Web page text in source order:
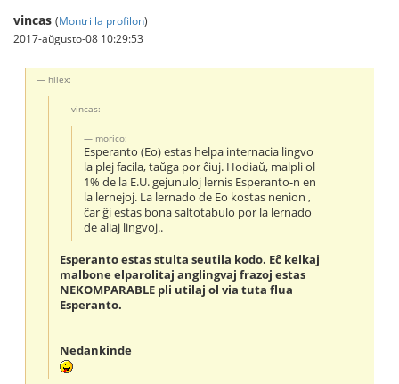
vincas (Montri la profilon)
2017-aŭgusto-08 10:29:53
hilex:
vincas:
morico:
Esperanto (Eo) estas helpa internacia lingvo
la plej facila, taŭga por ĉiuj. Hodiaŭ, malpli ol
1% de la E.U. gejunuloj lernis Esperanto-n en
la lernejoj. La lernado de Eo kostas nenion ,
ĉar ĝi estas bona saltotabulo por la lernado
de aliaj lingvoj..
Esperanto estas stulta seutila kodo. Eĉ kelkaj
malbone elparolitaj anglingvaj frazoj estas
NEKOMPARABLE pli utilaj ol via tuta flua
Esperanto.
Nedankinde